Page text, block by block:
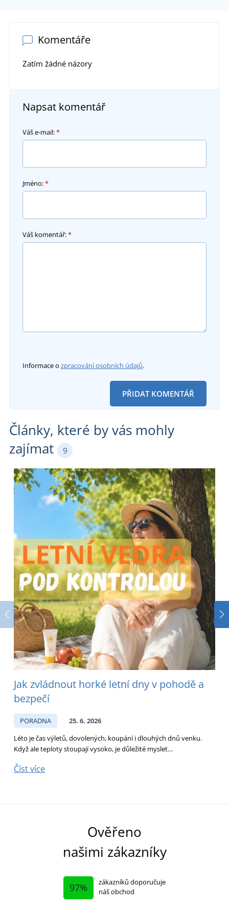
Komentáře
Zatím žádné názory
Napsat komentář
Váš e-mail:*
Jméno:*
Váš komentář:*
Informace o zpracování osobních údajů.
PŘIDAT KOMENTÁŘ
Články, které by vás mohly
zajímat
9
Jak zvládnout horké letní dny v pohodě a
bezpečí
PORADNA
25. 6. 2026
Léto je čas výletů, dovolených, koupání i dlouhých dnů venku.
Když ale teploty stoupají vysoko, je důležité myslet…
Číst více
Ověřeno
našimi zákazníky
97%
zákazníků doporučuje
náš obchod